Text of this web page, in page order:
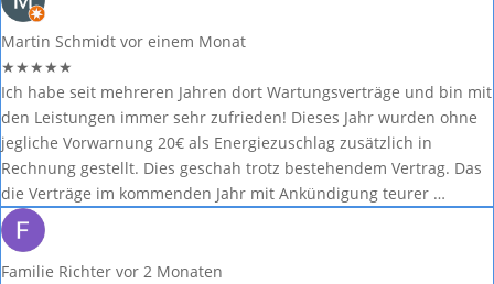
Martin Schmidt vor einem Monat
★★★★★
Ich habe seit mehreren Jahren dort Wartungsverträge und bin mit
den Leistungen immer sehr zufrieden! Dieses Jahr wurden ohne
jegliche Vorwarnung 20€ als Energiezuschlag zusätzlich in
Rechnung gestellt. Dies geschah trotz bestehendem Vertrag. Das
die Verträge im kommenden Jahr mit Ankündigung teurer …
Familie Richter vor 2 Monaten